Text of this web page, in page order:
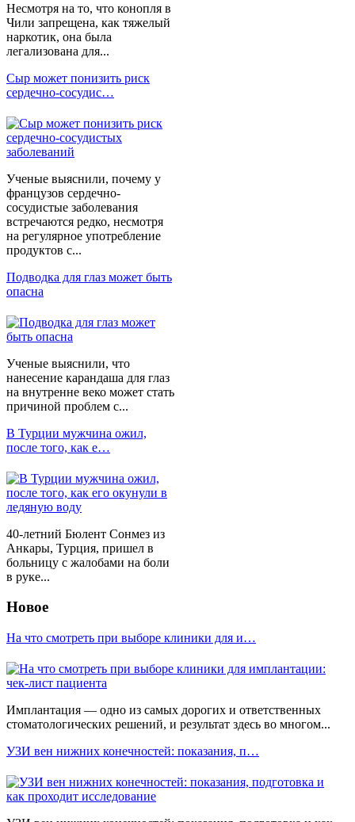
Несмотря на то, что конопля в
Чили запрещена, как тяжелый
наркотик, она была
легализована для...
Сыр может понизить риск
сердечно-сосудис…
Ученые выяснили, почему у
французов сердечно-
сосудистые заболевания
встречаются редко, несмотря
на регулярное употребление
продуктов с...
Подводка для глаз может быть
опасна
Ученые выяснили, что
нанесение карандаша для глаз
на внутренне веко может стать
причиной проблем с...
В Турции мужчина ожил,
после того, как е…
40-летний Бюлент Сонмез из
Анкары, Турция, пришел в
больницу с жалобами на боли
в руке...
Новое
На что смотреть при выборе клиники для и…
Имплантация — одно из самых дорогих и ответственных
стоматологических решений, и результат здесь во многом...
УЗИ вен нижних конечностей: показания, п…